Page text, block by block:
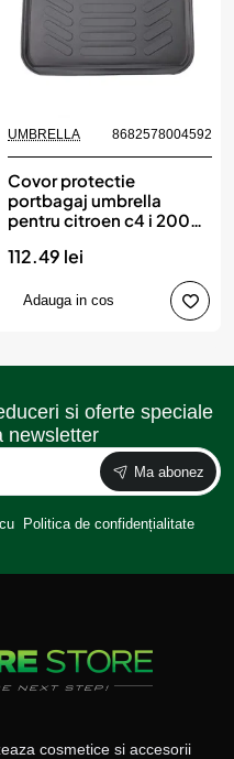
UMBRELLA 8682578004592
Covor protectie
portbagaj umbrella
pentru citroen c4 i 2004-
112.49 lei
Adauga in cos
si oferte speciale
newsletter
Ma abonez
Politica de confidențialitate
cosmetice si accesorii